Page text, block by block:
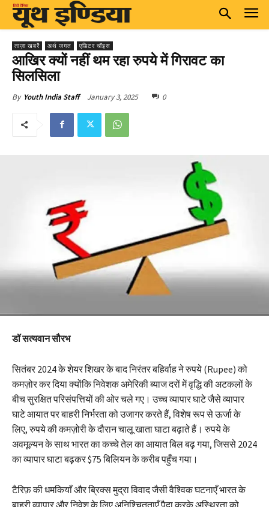
ताज़ा खबरें अर्थ जगत एडिटर चॉइस
आखिर क्यों नहीं थम रहा रुपये में गिरावट का
सिलसिला
By Youth India Staff January 3, 2025 0
डॉ सत्यवान सौरभ
सितंबर 2024 के शेयर शिखर के बाद निरंतर बहिर्वाह ने रुपये (Rupee) को
कमज़ोर कर दिया क्योंकि निवेशक अमेरिकी ब्याज दरों में वृद्धि की अटकलों के
बीच सुरक्षित परिसंपत्तियों की ओर चले गए। उच्च व्यापार घाटे जैसे व्यापार
घाटे आयात पर बाहरी निर्भरता को उजागर करते हैं, विशेष रूप से ऊर्जा के
लिए, रुपये की कमज़ोरी के दौरान चालू खाता घाटा बढ़ाते हैं। रुपये के
अवमूल्यन के साथ भारत का कच्चे तेल का आयात बिल बढ़ गया, जिससे 2024
का व्यापार घाटा बढ़कर $75 बिलियन के करीब पहुँच गया।
टैरिफ़ की धमकियाँ और ब्रिक्स मुद्रा विवाद जैसी वैश्विक घटनाएँ भारत के